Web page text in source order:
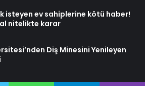
isteyen ev sahiplerine kötü haber!
nitelikte karar
Diş Minesini Yenileyen